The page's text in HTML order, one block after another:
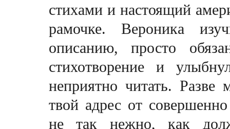
стихами и настоящий
рамочке. Вероника
описанию, просто
стихотворение и
неприятно читать.
твой адрес от
не так нежно, как